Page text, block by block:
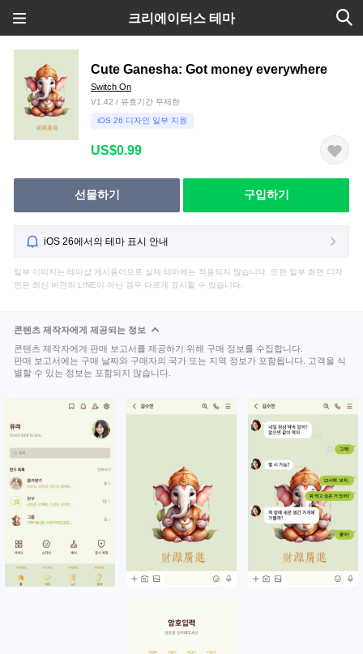
크리에이터스 테마
Cute Ganesha: Got money everywhere
Switch On
V1.42 / 유효기간 무제한
iOS 26 디자인 일부 지원
US$0.99
선물하기 구입하기
iOS 26에서의 테마 표시 안내
일부 이미지는 테마샵 게시용이므로 실제 테마에는 적용되지 않습니다. 또한 일부 화면 디자
인은 최신 버전의 LINE이 아닌 경우 다르게 표시될 수 있습니다.
콘텐츠 제작자에게 제공되는 정보
콘텐츠 제작자에게 판매 보고서를 제공하기 위해 구매 정보를 수집합니다.
판매 보고서에는 구매 날짜와 구매자의 국가 또는 지역 정보가 포함됩니다. 고객을 식
별할 수 있는 정보는 포함되지 않습니다.